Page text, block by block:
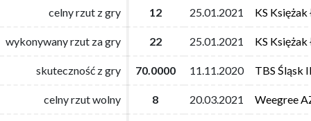
celny rzut z gry 12 25.01.2021 KS
wykonywany rzut za gry 22 25.01.2021 KS
skuteczność z gry 70.0000 11.11.2020 TBS Śląsk
celny rzut wolny 8 20.03.2021 Weegree
celny rzut z gry 12 25.01.2021 KS
wykonywany rzut za gry 22 25.01.2021 KS
skuteczność z gry 70.0000 11.11.2020 TBS Śląsk
celny rzut wolny 8 20.03.2021 Weegree